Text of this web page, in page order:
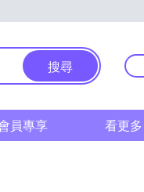
搜尋
員專享 看更多